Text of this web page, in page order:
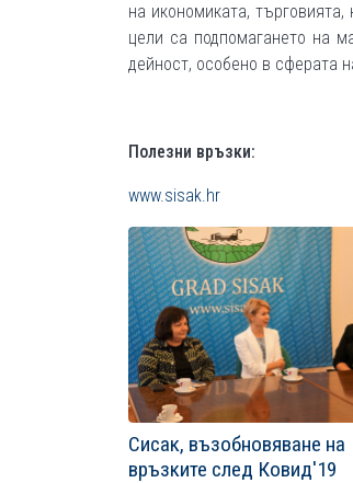
на икономиката,
цели са подпомагането на
дейност, особено в сферата
Полезни връзки:
www.sisak.hr
ФОТО ГАЛЕРИИ
Сисак, възобновяване на
връзките след Ковид'19